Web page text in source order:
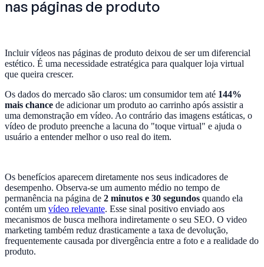
nas páginas de produto
Incluir vídeos nas páginas de produto deixou de ser um diferencial
estético. É uma necessidade estratégica para qualquer loja virtual
que queira crescer.
Os dados do mercado são claros: um consumidor tem até 144%
mais chance de adicionar um produto ao carrinho após assistir a
uma demonstração em vídeo. Ao contrário das imagens estáticas, o
vídeo de produto preenche a lacuna do "toque virtual" e ajuda o
usuário a entender melhor o uso real do item.
Os benefícios aparecem diretamente nos seus indicadores de
desempenho. Observa-se um aumento médio no tempo de
permanência na página de 2 minutos e 30 segundos quando ela
contém um vídeo relevante. Esse sinal positivo enviado aos
mecanismos de busca melhora indiretamente o seu SEO. O video
marketing também reduz drasticamente a taxa de devolução,
frequentemente causada por divergência entre a foto e a realidade do
produto.